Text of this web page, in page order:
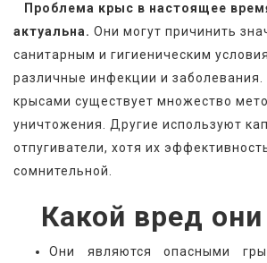
Проблема крыс в настоящее
актуальна. Они могут причинить
санитарным и гигиеническим
различные инфекции и заболевания.
крысами существует множество
уничтожения. Другие используют
отпугиватели, хотя их
сомнительной.
Какой вред они
Они являются опасными